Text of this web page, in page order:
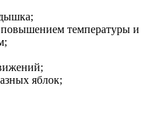
температуры и
яблок;